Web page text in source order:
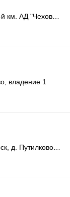
владение 1